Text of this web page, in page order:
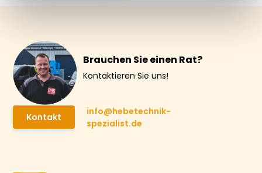
Brauchen Sie einen Rat?
Kontaktieren Sie uns!
Kontakt
info@hebetechnik-
spezialist.de